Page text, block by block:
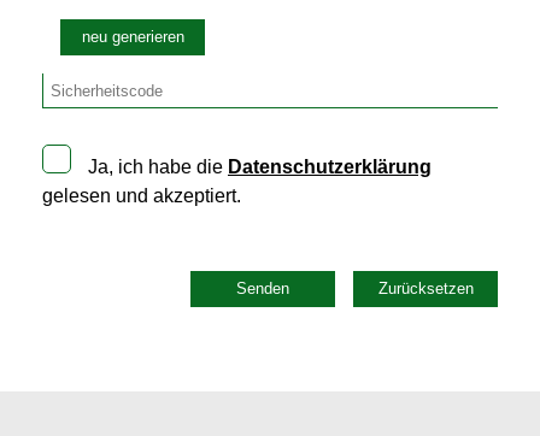
neu generieren
Ja, ich habe die Datenschutzerklärung
gelesen und akzeptiert.
Senden Zurücksetzen